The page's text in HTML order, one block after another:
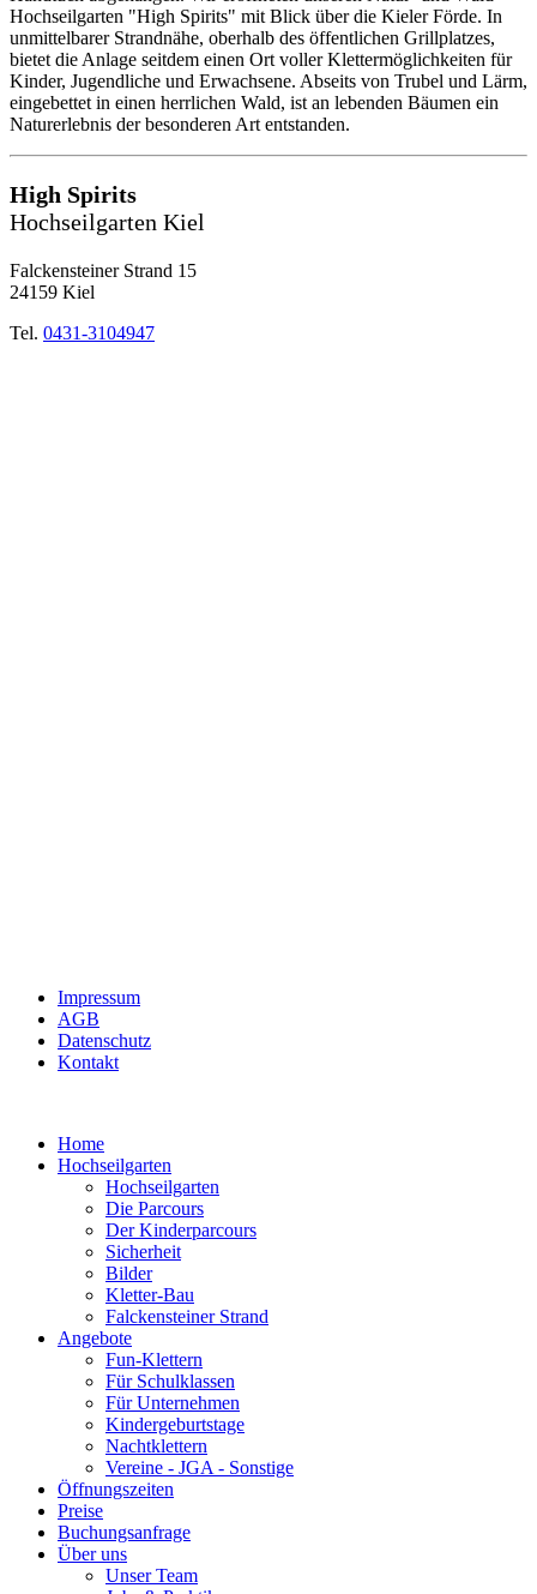
Hochseilgarten "High Spirits" mit Blick über die Kieler Förde. In
unmittelbarer Strandnähe, oberhalb des öffentlichen Grillplatzes,
bietet die Anlage seitdem einen Ort voller Klettermöglichkeiten für
Kinder, Jugendliche und Erwachsene. Abseits von Trubel und Lärm,
eingebettet in einen herrlichen Wald, ist an lebenden Bäumen ein
Naturerlebnis der besonderen Art entstanden.
High Spirits
Hochseilgarten Kiel
Falckensteiner Strand 15
24159 Kiel
Tel. 0431-3104947
Impressum
AGB
Datenschutz
Kontakt
Home
Hochseilgarten
Hochseilgarten
Die Parcours
Der Kinderparcours
Sicherheit
Bilder
Kletter-Bau
Falckensteiner Strand
Angebote
Fun-Klettern
Für Schulklassen
Für Unternehmen
Kindergeburtstage
Nachtklettern
Vereine - JGA - Sonstige
Öffnungszeiten
Preise
Buchungsanfrage
Über uns
Unser Team